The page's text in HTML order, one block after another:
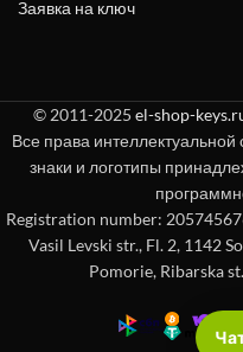
Заявка на ключ
© 2011-2025 el-shop-
Все права интеллектуальной
знаки и логотипы
Registration number:
Vasil Levski str., Fl. 2, 1142
Pomorie, Ribarska